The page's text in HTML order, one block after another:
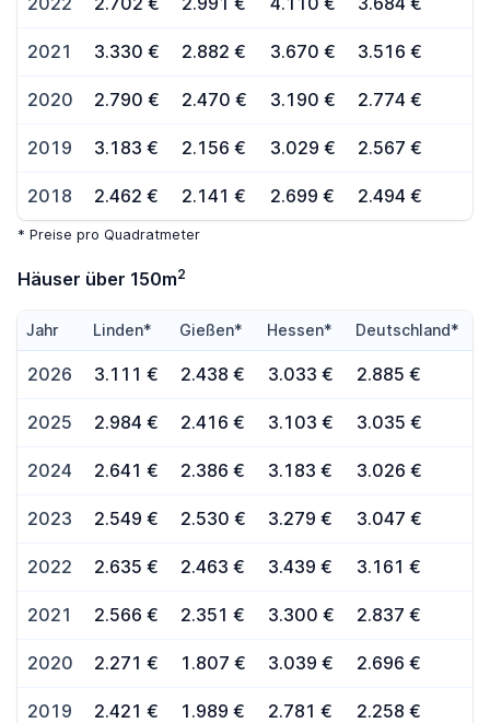
2021 3.330 € 2.882 € 3.670 € 3.516 €
2020 2.790 € 2.470 € 3.190 € 2.774 €
2019 3.183 € 2.156 € 3.029 € 2.567 €
2018 2.462 € 2.141 € 2.699 € 2.494 €
* Preise pro Quadratmeter
Häuser über 150m2
Jahr Linden* Gießen* Hessen* Deutschland*
2026 3.111 € 2.438 € 3.033 € 2.885 €
2025 2.984 € 2.416 € 3.103 € 3.035 €
2024 2.641 € 2.386 € 3.183 € 3.026 €
2023 2.549 € 2.530 € 3.279 € 3.047 €
2022 2.635 € 2.463 € 3.439 € 3.161 €
2021 2.566 € 2.351 € 3.300 € 2.837 €
2020 2.271 € 1.807 € 3.039 € 2.696 €
2019 2.421 € 1.989 € 2.781 € 2.258 €